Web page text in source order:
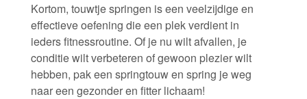
Kortom, touwtje springen is een veelzijdige en
effectieve oefening die een plek verdient in
ieders fitnessroutine. Of je nu wilt afvallen, je
conditie wilt verbeteren of gewoon plezier wilt
hebben, pak een springtouw en spring je weg
naar een gezonder en fitter lichaam!